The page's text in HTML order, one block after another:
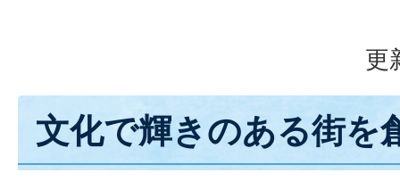
更
文化で輝きのある街を